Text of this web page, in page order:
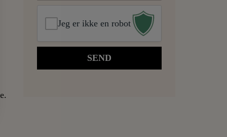
Jeg er ikke en robot